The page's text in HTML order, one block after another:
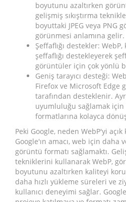
boyutunu azaltırken
gelişmiş sıkıştırma
boyuttaki JPEG veya
görünmesi anlamına gelir.
Şeffaflığı destekler: WebP,
şeffaflığı destekleyerek
görüntüler için çok yönlü
Geniş tarayıcı desteği:
Firefox ve Microsoft Edge
tarafından desteklenir.
uyumluluğu sağlamak
formatlarına kolayca
Peki Google, neden WebP'yi açık
Google'ın amacı, web için daha
görüntü formatı sağlamaktı.
tekniklerini kullanarak WebP,
boyutunu azaltırken kaliteyi
daha hızlı yükleme süreleri ve
kullanıcı deneyimi sağlar.